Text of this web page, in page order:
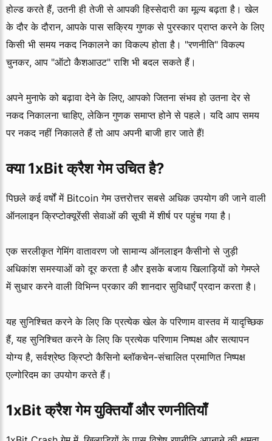
होल्ड करते हैं, उतनी ही तेजी से आपकीहिस्सेदारी का मूल्य बढ़ता है। खेल
के दौर के दौरान, आपके पास सक्रिय गुणक से पुरस्कार प्राप्त करने के लिए
किसी भी समय नकद निकालने का विकल्प होता है। "रणनीति" विकल्प
चुनकर, आप "ऑटो कैशआउट" राशि भी बदल सकते हैं।
अपने मुनाफे को बढ़ावा देने के लिए, आपको जितना संभव हो उतना देर से
नकद निकालना चाहिए, लेकिन गुणक समाप्त होने से पहले। यदि आप समय
पर नकद नहीं निकालते हैं तो आप अपनी बाजी हार जाते हैं!
क्या 1xBit क्रैश गेम उचित है?
पिछले कई वर्षों में Bitcoin गेम उत्तरोत्तर सबसे अधिक उपयोग की जाने वाली
ऑनलाइन क्रिप्टोक्यूरेंसी सेवाओं की सूची में शीर्ष पर पहुंच गया है।
एक सरलीकृत गेमिंग वातावरण जो सामान्य ऑनलाइन कैसीनो से जुड़ी
अधिकांश समस्याओं को दूर करता है और इसके बजाय खिलाड़ियों को गेमप्ले
में सुधार करने वाली विभिन्न प्रकार की शानदार सुविधाएँ प्रदान करता है।
यह सुनिश्चित करने के लिए कि प्रत्येक खेल के परिणाम वास्तवमेंयादृच्छिक
हैं, यह सुनिश्चित करने के लिए कि प्रत्येक परिणाम निष्पक्ष और सत्यापन
योग्य है, सर्वश्रेष्ठ क्रिप्टो कैसिनो ब्लॉकचेन-संचालित प्रमाणित निष्पक्ष
एल्गोरिदम का उपयोग करते हैं।
1xBit क्रैश गेम युक्तियाँ और रणनीतियाँ